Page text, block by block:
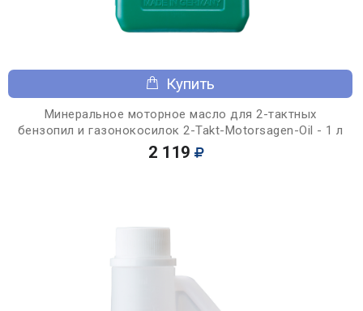
Купить
Минеральное моторное масло для 2-тактных
бензопил и газонокосилок 2-Takt-Motorsagen-Oil - 1 л
2 119